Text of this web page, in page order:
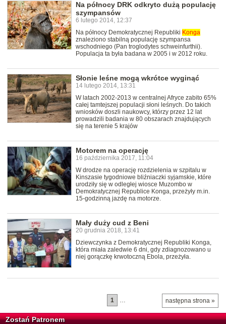
Na północy DRK odkryto dużą populację
szympansów
6 lutego 2014, 12:37
Na północy Demokratycznej Republiki Konga
znaleziono stabilną populację szympansa
wschodniego (Pan troglodytes schweinfurthii).
Populacja ta była badana w 2005 i w 2012 roku.
Słonie leśne mogą wkrótce wyginąć
14 lutego 2014, 13:31
W latach 2002-2013 w centralnej Afryce zabito 65%
całej tamtejszej populacji słoni leśnych. Do takich
wniosków doszli naukowcy, którzy przez 12 lat
prowadzili badania w 80 obszarach znajdujących
się na terenie 5 krajów
Motorem na operację
16 października 2017, 11:04
W drodze na operację rozdzielenia w szpitalu w
Kinszasie tygodniowe bliźniaczki syjamskie, które
urodziły się w odległej wiosce Muzombo w
Demokratycznej Republice Konga, przeżyły m.in.
15-godzinną jazdę na motorze.
Mały duży cud z Beni
20 grudnia 2018, 13:41
Dziewczynka z Demokratycznej Republiki Konga,
która miała zaledwie 6 dni, gdy zdiagnozowano u
niej gorączkę krwotoczną Ebola, przeżyła.
następna strona »
1 …
Zostań Patronem